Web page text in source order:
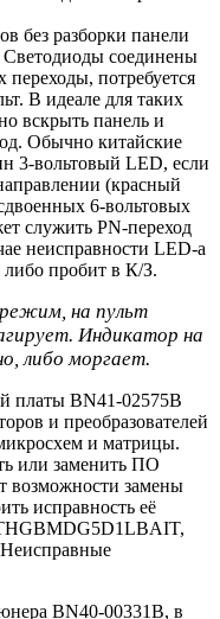
без разборки панели
соединены
переходы, потребуется
В идеале для таких
вскрыть панель и
Обычно китайские
3-вольтовый LED, если
(красный
6-вольтовых
служить PN-переход
неисправности LED-а
либо пробит в К/З.
режим, на пульт
Индикатор на
либо моргает.
платы BN41-02575B
и преобразователей
и матрицы.
или заменить ПО
возможности замены
исправность её
BN40-00331B, в